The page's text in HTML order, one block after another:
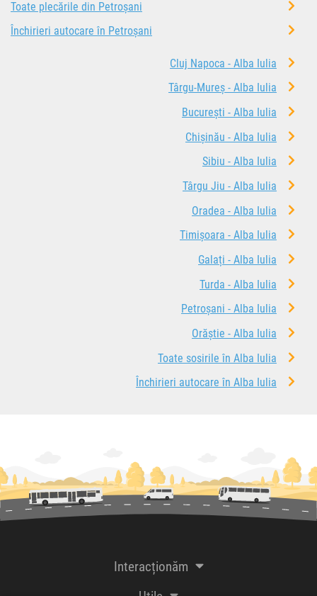
Toate plecările din Petroșani
Închirieri autocare în Petroșani
Cluj Napoca - Alba Iulia
Târgu-Mureș - Alba Iulia
București - Alba Iulia
Chișinău - Alba Iulia
Sibiu - Alba Iulia
Târgu Jiu - Alba Iulia
Oradea - Alba Iulia
Timișoara - Alba Iulia
Galați - Alba Iulia
Turda - Alba Iulia
Petroșani - Alba Iulia
Orăștie - Alba Iulia
Toate sosirile în Alba Iulia
Închirieri autocare în Alba Iulia
Interacționăm